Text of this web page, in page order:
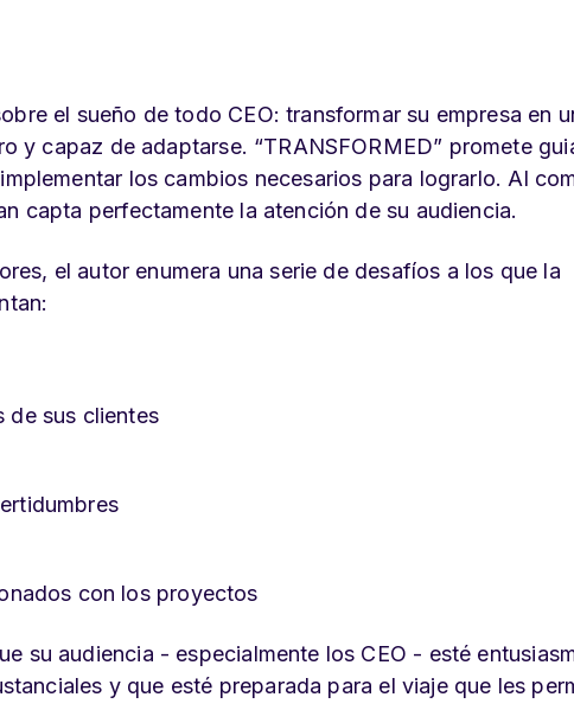
el sueño de todo CEO: transformar su empresa en
y capaz de adaptarse. “TRANSFORMED” promete
los cambios necesarios para lograrlo. Al
capta perfectamente la atención de su audiencia.
el autor enumera una serie de desafíos a los que la
de sus clientes
con los proyectos
su audiencia - especialmente los CEO - esté
y que esté preparada para el viaje que les